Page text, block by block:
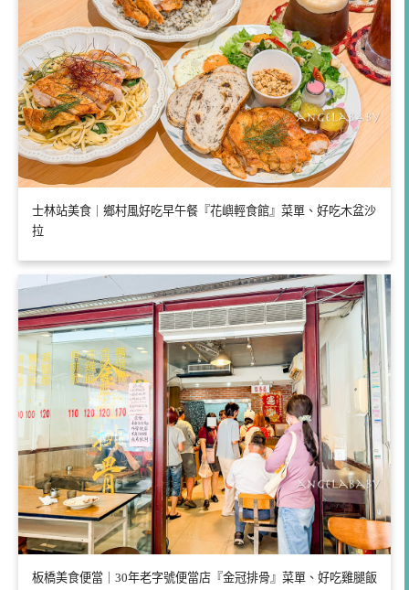
士林站美食｜鄉村風好吃早午餐『花嶼輕食館』菜單、好吃木盆沙
拉
板橋美食便當｜30年老字號便當店『金冠排骨』菜單、好吃雞腿飯